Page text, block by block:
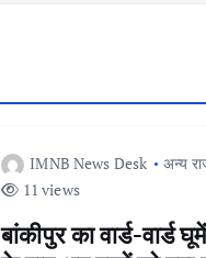
IMNB News Desk अन्य
11 views
बांकीपुर का वार्ड-वार्ड